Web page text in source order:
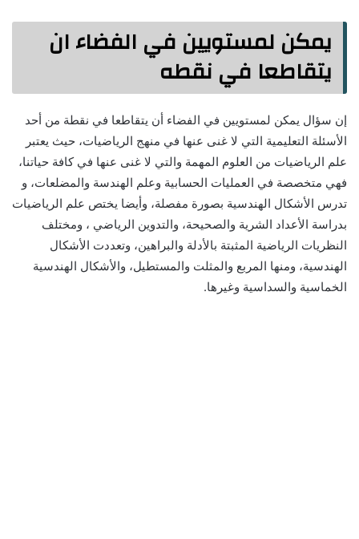
يمكن لمستويين في الفضاء ان
يتقاطعا في نقطه
إن سؤال يمكن لمستويين في الفضاء أن يتقاطعا في نقطة من أحد
الأسئلة التعليمية التي لا غنى عنها في منهج الرياضيات، حيث يعتبر
علم الرياضيات من العلوم المهمة والتي لا غنى عنها في كافة حياتنا،
فهي متخصصة في العمليات الحسابية وعلم الهندسة والمضلعات، و
تدرس الأشكال الهندسية بصورة مفصلة، وأيضا يختص علم الرياضيات
بدراسة الأعداد الشرية والصحيحة، والتدوين الرياضي ، ومختلف
النظريات الرياضية المثبتة بالأدلة والبراهين، وتعددت الأشكال
الهندسية، ومنها المربع والمثلت والمستطيل، والأشكال الهندسية
الخماسية والسداسية وغيرها.